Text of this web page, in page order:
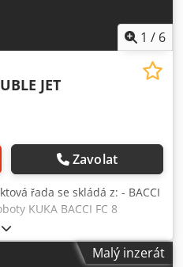
1 / 6
JET
Zavolat
řada se skládá z: - BACCI
KUKA BACCI FC 8
a brousicí stroj provádí
komponentech židlí, stolů,
a rámů s nejlepšíMalý inzerát